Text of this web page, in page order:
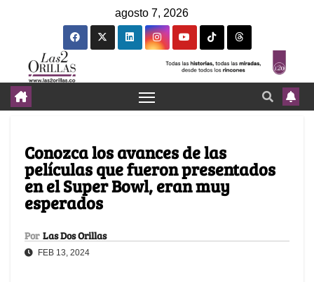
agosto 7, 2026
Conozca los avances de las
películas que fueron presentados
en el Super Bowl, eran muy
esperados
Por Las Dos Orillas
FEB 13, 2024